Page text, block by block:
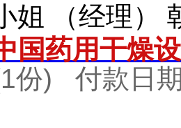
姐 （经理）
国药用干燥
份) 付款日